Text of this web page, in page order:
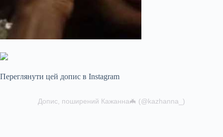
Переглянути цей допис в Instagram
Допис, поширений Кажанна🦇 (@kazhanna_)